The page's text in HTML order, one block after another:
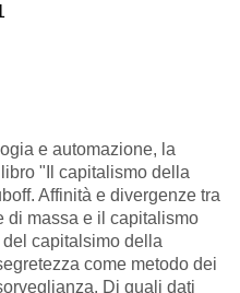
e automazione, la
"Il capitalismo della
Affinità e divergenze tra
di massa e il capitalismo
capitalsimo della
come metodo dei
Di quali dati